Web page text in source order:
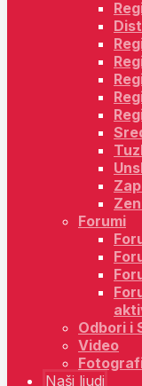
Forumi
Odbori i
Video
Naši ljudi